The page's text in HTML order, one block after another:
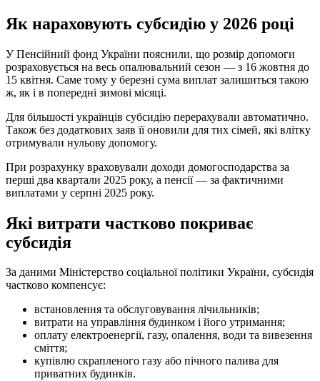
Як нараховують субсидію у 2026 році
У Пенсійний фонд України пояснили, що розмір допомоги
розраховується на весь опалювальний сезон — з 16 жовтня до
15 квітня. Саме тому у березні сума виплат залишиться такою
ж, як і в попередні зимові місяці.
Для більшості українців субсидію перерахували автоматично.
Також без додаткових заяв її оновили для тих сімей, які влітку
отримували нульову допомогу.
При розрахунку враховували доходи домогосподарства за
перші два квартали 2025 року, а пенсії — за фактичними
виплатами у серпні 2025 року.
Які витрати частково покриває
субсидія
За даними Міністерство соціальної політики України, субсидія
частково компенсує:
встановлення та обслуговування лічильників;
витрати на управління будинком і його утримання;
оплату електроенергії, газу, опалення, води та вивезення
сміття;
купівлю скрапленого газу або пічного палива для
приватних будинків.